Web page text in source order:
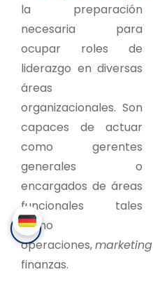
la preparación
necesaria para
ocupar roles de
liderazgo en diversas
áreas
organizacionales. Son
capaces de actuar
como gerentes
generales o
encargados de áreas
funcionales tales
como
operaciones,marketing
finanzas.